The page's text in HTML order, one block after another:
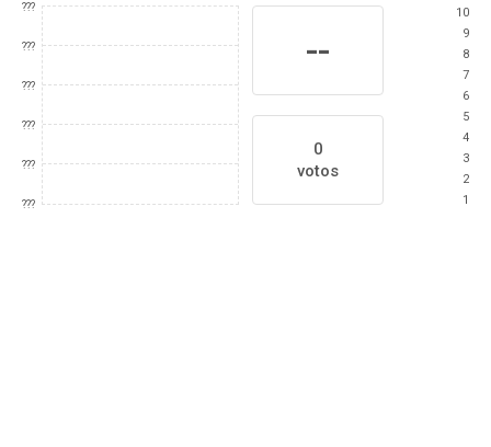
???
???
???
???
???
???
--
0
votos
10
9
8
7
6
5
4
3
2
1